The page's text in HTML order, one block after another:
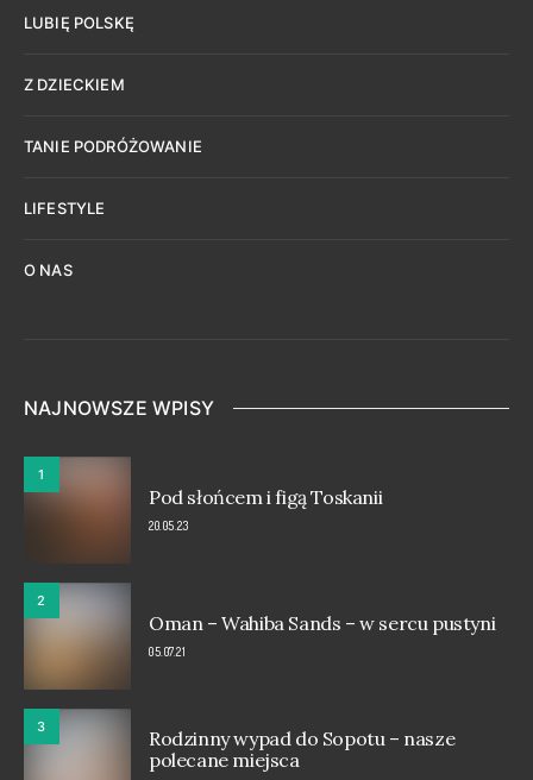
LUBIĘ POLSKĘ
Z DZIECKIEM
TANIE PODRÓŻOWANIE
LIFESTYLE
O NAS
NAJNOWSZE WPISY
1
Pod słońcem i figą Toskanii
20.05.23
2
Oman – Wahiba Sands – w sercu pustyni
05.07.21
3
Rodzinny wypad do Sopotu – nasze
polecane miejsca